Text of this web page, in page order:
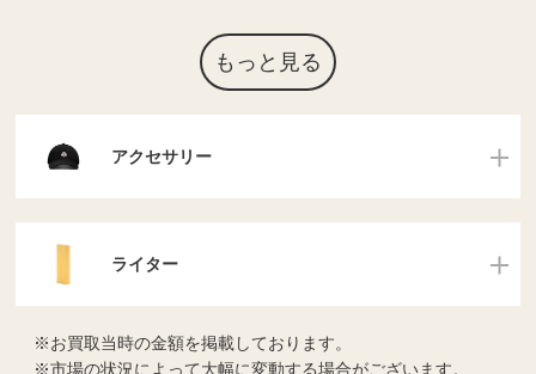
もっと見る
アクセサリー
ライター
お買取当時の金額を掲載しております。
市場の状況によって大幅に変動する場合がございます。